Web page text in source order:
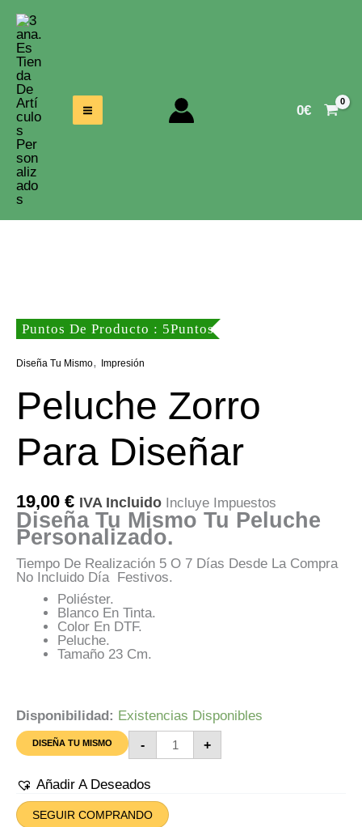
Contenido
0€
Puntos De Producto : 5Puntos
Diseña Tu Mismo, Impresión
Peluche Zorro
Para Diseñar
19,00 € IVA Incluido Incluye Impuestos
Diseña Tu Mismo Tu Peluche
Personalizado.
Tiempo De Realización 5 O 7 Días Desde La Compra
No Incluido Día Festivos.
Poliéster.
Blanco En Tinta.
Color En DTF.
Peluche.
Tamaño 23 Cm.
Disponibilidad: Existencias Disponibles
-
Peluche
Zorro
+
DISEÑA TU MISMO
Añadir A Deseados
SEGUIR COMPRANDO